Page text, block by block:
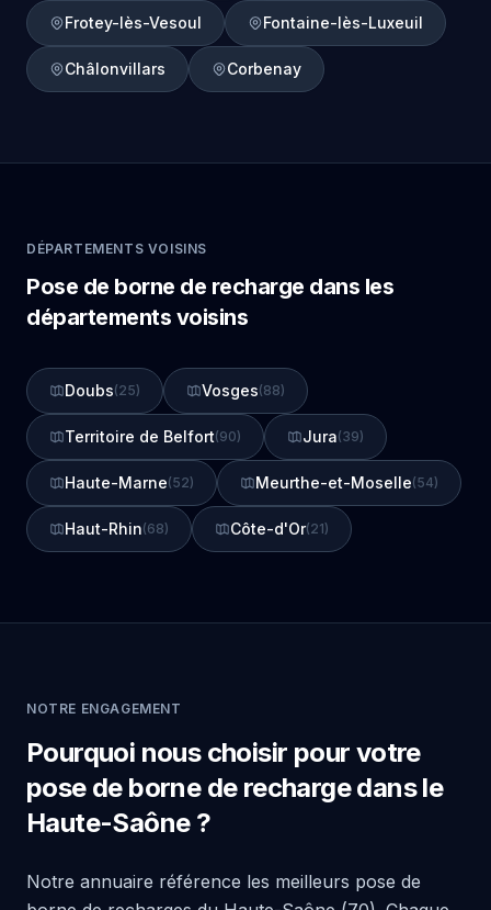
Frotey-lès-Vesoul Fontaine-lès-Luxeuil
Châlonvillars Corbenay
DÉPARTEMENTS VOISINS
Pose de borne de recharge dans les
départements voisins
Doubs(25) Vosges(88)
Territoire de Belfort(90) Jura(39)
Haute-Marne(52) Meurthe-et-Moselle(54)
Haut-Rhin(68) Côte-d'Or(21)
NOTRE ENGAGEMENT
Pourquoi nous choisir pour votre
pose de borne de recharge dans le
Haute-Saône ?
Notre annuaire référence les meilleurs pose de